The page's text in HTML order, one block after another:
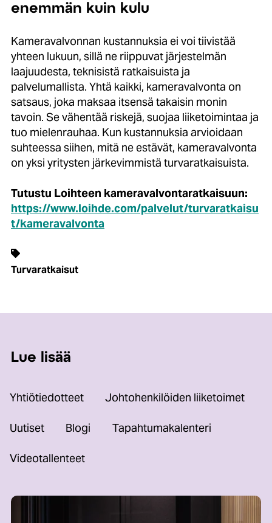
enemmän kuin kulu
Kameravalvonnan kustannuksia ei voi tiivistää
yhteen lukuun, sillä ne riippuvat järjestelmän
laajuudesta, teknisistä ratkaisuista ja
palvelumallista. Yhtä kaikki, kameravalvonta on
satsaus, joka maksaa itsensä takaisin monin
tavoin. Se vähentää riskejä, suojaa liiketoimintaa ja
tuo mielenrauhaa. Kun kustannuksia arvioidaan
suhteessa siihen, mitä ne estävät, kameravalvonta
on yksi yritysten järkevimmistä turvaratkaisuista.
Tutustu Loihteen kameravalvontaratkaisuun:
https://www.loihde.com/palvelut/turvaratkaisu
t/kameravalvonta
Turvaratkaisut
Lue lisää
Yhtiötiedotteet Johtohenkilöiden liiketoimet
Uutiset Blogi Tapahtumakalenteri
Videotallenteet